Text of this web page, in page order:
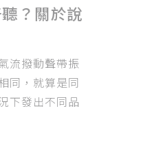
？關於說
流撥動聲帶振
同，就算是同
下發出不同品